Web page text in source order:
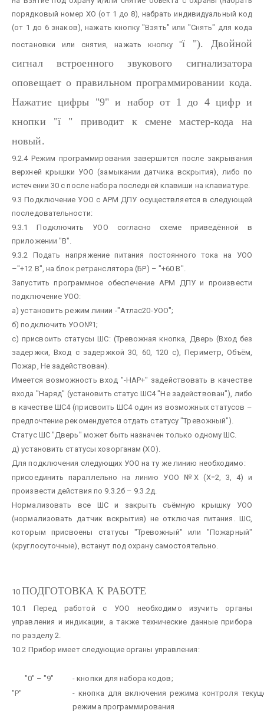
порядковый номер ХО (от 1 до 8), набрать индивидуальный код
(от 1 до 6 знаков), нажать кнопку "Взять" или "Снять" для кода
постановки или снятия, нажать кнопку "ї "). Двойной
сигнал встроенного звукового сигнализатора
оповещает о правильном программировании кода.
Нажатие цифры "9" и набор от 1 до 4 цифр и
кнопки "ї " приводит к смене мастер-кода на
новый.
9.2.4 Режим программирования завершится после закрывания
верхней крышки УОО (замыкании датчика вскрытия), либо по
истечении 30 с после набора последней клавиши на клавиатуре.
9.3 Подключение УОО с АРМ ДПУ осуществляется в следующей
последовательности:
9.3.1 Подключить УОО согласно схеме приведённой в
приложении "В".
9.3.2 Подать напряжение питания постоянного тока на УОО
–"+12 В", на блок ретранслятора (БР) – "+60 В".
Запустить программное обеспечение АРМ ДПУ и произвести
подключение УОО:
а) установить режим линии -"Атлас20-УОО";
б) подключить УОО№1;
с) присвоить статусы ШС: (Тревожная кнопка, Дверь (Вход без
задержки, Вход с задержкой 30, 60, 120 с), Периметр, Объём,
Пожар, Не задействован).
Имеется возможность вход "-НАР+" задействовать в качестве
входа "Наряд" (установить статус ШС4 "Не задействован"), либо
в качестве ШС4 (присвоить ШС4 один из возможных статусов –
предпочтение рекомендуется отдать статусу "Тревожный").
Статус ШС "Дверь" может быть назначен только одному ШС.
д) установить статусы хозорганам (ХО).
Для подключения следующих УОО на ту же линию необходимо:
присоединить параллельно на линию УОО №Х (Х=2, 3, 4) и
произвести действия по 9.3.2б – 9.3.2д.
Нормализовать все ШС и закрыть съёмную крышку УОО
(нормализовать датчик вскрытия) не отключая питания. ШС,
которым присвоены статусы "Тревожный" или "Пожарный"
(круглосуточные), встанут под охрану самостоятельно.
10 ПОДГОТОВКА К РАБОТЕ
10.1 Перед работой с УОО необходимо изучить органы
управления и индикации, а также технические данные прибора
по разделу 2.
10.2 Прибор имеет следующие органы управления:
"0" – "9"
- кнопки для набора кодов;
"Р"
- кнопка для включения режима контроля
режима программирования